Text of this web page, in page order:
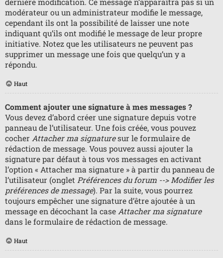
dernière modification. Ce message n’apparaîtra pas si un
modérateur ou un administrateur modifie le message,
cependant ils ont la possibilité de laisser une note
indiquant qu’ils ont modifié le message de leur propre
initiative. Notez que les utilisateurs ne peuvent pas
supprimer un message une fois que quelqu’un y a
répondu.
Haut
Comment ajouter une signature à mes messages ?
Vous devez d’abord créer une signature depuis votre
panneau de l’utilisateur. Une fois créée, vous pouvez
cocher Attacher ma signaturesur le formulaire de
rédaction de message. Vous pouvez aussi ajouter la
signature par défaut à tous vos messages en activant
l’option « Attacher ma signature » à partir du panneau de
l’utilisateur (onglet Préférences du forum --> Modifier les
préférences de message). Par la suite, vous pourrez
toujours empêcher une signature d’être ajoutée à un
message en décochant la case Attacher ma signature
dans le formulaire de rédaction de message.
Haut